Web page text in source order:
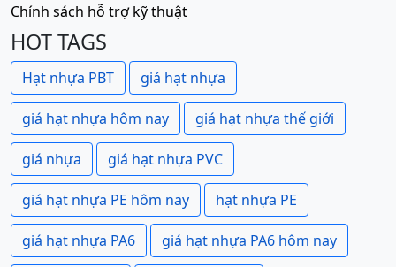
Chính sách hỗ trợ kỹ thuật
HOT TAGS
Hạt nhựa PBT giá hạt nhựa
giá hạt nhựa hôm nay giá hạt nhựa thế giới
giá nhựa giá hạt nhựa PVC
giá hạt nhựa PE hôm nay hạt nhựa PE
giá hạt nhựa PA6 giá hạt nhựa PA6 hôm nay